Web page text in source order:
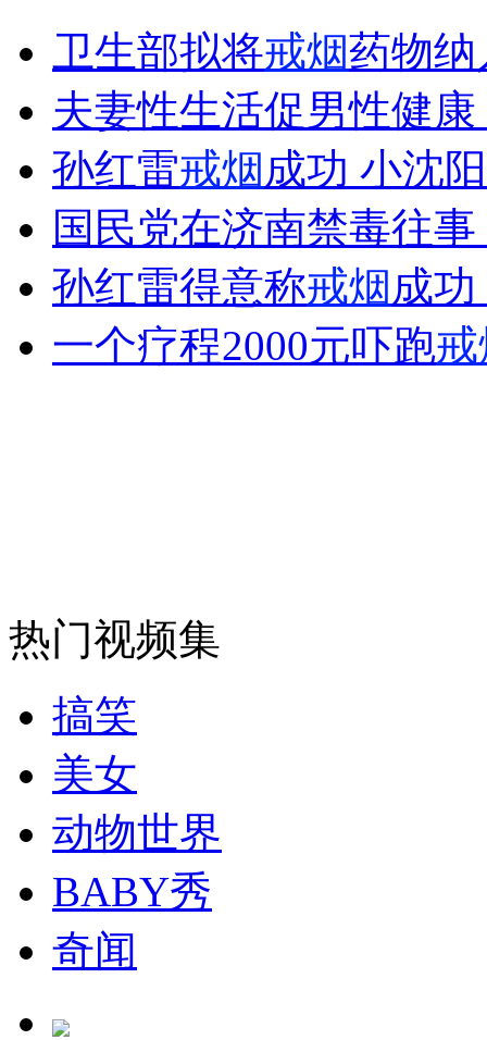
山西运城恶犬咬伤多人 警民合力深夜将其击毙
女孩北京地铁殴打老人 痛下狠手拳打脚踢
无痛分娩是否安全 医生回应
外交部：反对强权政治霸凌主义
外交部：有关国家言论片面不公正
司机酒驾遇交警 急速倒车逃窜
卫生部拟将戒烟药物
夫妻性生活促男性健
孙红雷戒烟成功 小沈
国民党在济南禁毒往事
孙红雷得意称戒烟成
一个疗程2000元吓跑
热门视频集
搞笑
美女
动物世界
BABY秀
奇闻